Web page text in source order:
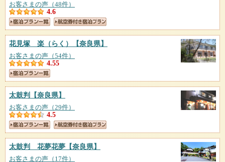
お客さまの声（48件）
4.6
花見塚 楽（らく） 【奈良県】
お客さまの声（54件）
4.55
太鼓判 【奈良県】
お客さまの声（29件）
4.5
太鼓判 花夢花夢 【奈良県】
お客さまの声（17件）